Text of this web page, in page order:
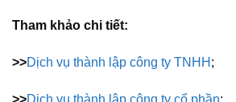
Tham khảo chi tiết:
>>Dịch vụ thành lập công ty TNHH ;
>>Dịch vụ thành lập công ty cổ phần;